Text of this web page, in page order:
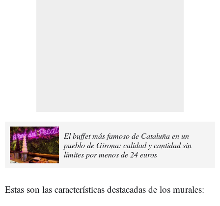
El buffet más famoso de Cataluña en un
pueblo de Girona: calidad y cantidad sin
límites por menos de 24 euros
Estas son las características destacadas de los murales: